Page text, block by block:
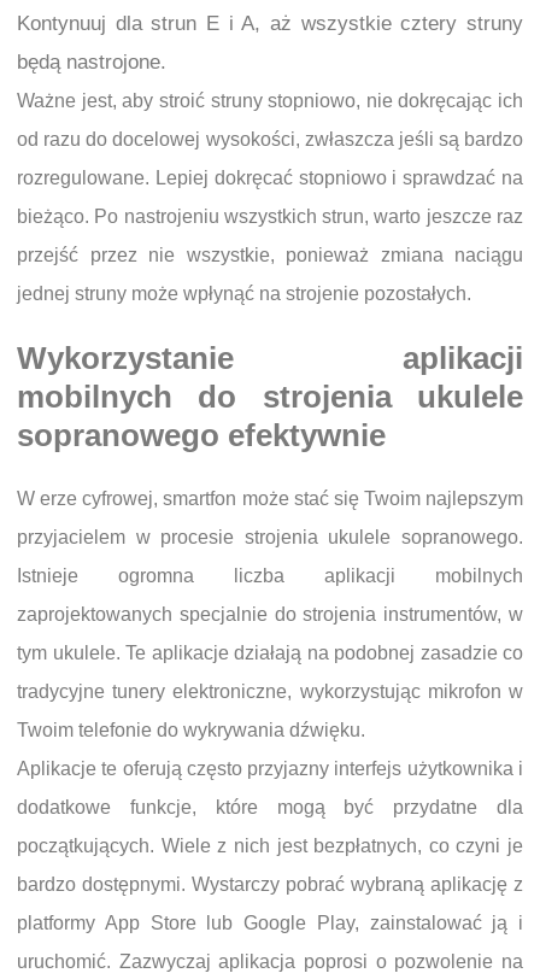
Kontynuuj dla strun E i A, aż wszystkie cztery struny
będą nastrojone.
Ważne jest, aby stroić struny stopniowo, nie dokręcając ich
od razu do docelowej wysokości, zwłaszcza jeśli są bardzo
rozregulowane. Lepiej dokręcać stopniowo i sprawdzać na
bieżąco. Po nastrojeniu wszystkich strun, warto jeszcze raz
przejść przez nie wszystkie, ponieważ zmiana naciągu
jednej struny może wpłynąć na strojenie pozostałych.
Wykorzystanie aplikacji
mobilnych do strojenia ukulele
sopranowego efektywnie
W erze cyfrowej, smartfon może stać się Twoim najlepszym
przyjacielem w procesie strojenia ukulele sopranowego.
Istnieje ogromna liczba aplikacji mobilnych
zaprojektowanych specjalnie do strojenia instrumentów, w
tym ukulele. Te aplikacje działają na podobnej zasadzie co
tradycyjne tunery elektroniczne, wykorzystując mikrofon w
Twoim telefonie do wykrywania dźwięku.
Aplikacje te oferują często przyjazny interfejs użytkownika i
dodatkowe funkcje, które mogą być przydatne dla
początkujących. Wiele z nich jest bezpłatnych, co czyni je
bardzo dostępnymi. Wystarczy pobrać wybraną aplikację z
platformy App Store lub Google Play, zainstalować ją i
uruchomić. Zazwyczaj aplikacja poprosi o pozwolenie na